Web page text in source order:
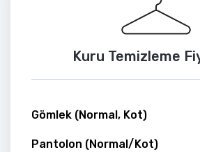
Kuru Temizleme
Gömlek (Normal, Kot)
Pantolon (Normal/Kot)